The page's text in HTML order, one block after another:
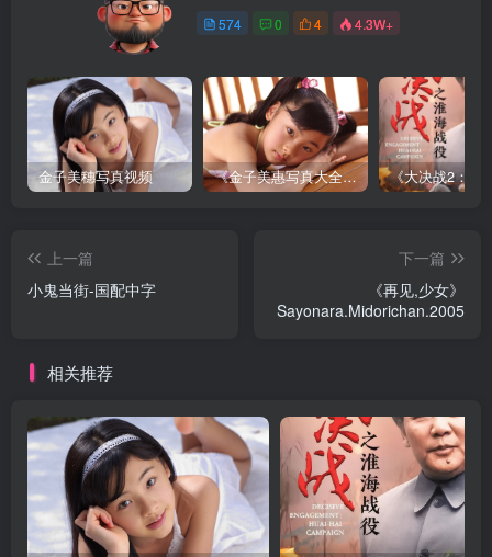
574 0 4 4.3W+
金子美穗写真视频 《金子美惠写真大全》第一卷
上一篇
小鬼当街-国配中字
下一篇
《再见,少女》
Sayonara.Midorichan.2005
相关推荐